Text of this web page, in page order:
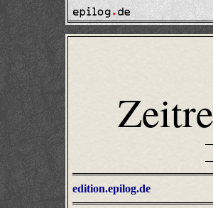
edition.epilog.de